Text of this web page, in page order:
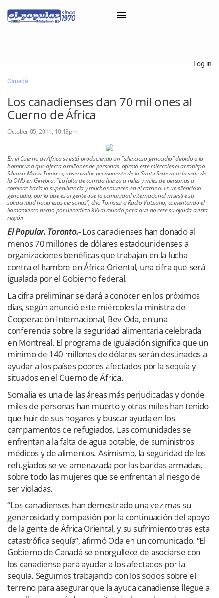
Classifieds
Categorías
×
Log in
Canadá
Los canadienses dan 70 millones al
Cuerno de África
October 05, 2011, 10:13pm
En el Cuerno de África se está produciendo un "silencioso genocidio" debido a la
hambruna que afecta a millones de personas, afirmó este miércoles el arzobispo
Silvano María Tomassi, observador permanente de la Santa Sede ante la sede de
la ONU en Ginebra. "La falta de comida fuerza a miles y miles de personas a
caminar hacia la supervivencia y muchos mueren en el camino. Es un silencioso
genocidio, por lo que es urgente que la comunidad internacional muestre su
solidaridad hacia esas personas", dijo Tomassi a Radio Vaticano, comentando el
llamamiento hecho por Benedicto XVI al mundo para que no cese su ayuda a esta
región
ElPopular. Toronto.-Los canadienses han donado al
menos 70 millones de dólares estadounidenses a
organizaciones benéficas que trabajan en la lucha
contra el hambre en África Oriental, una cifra que será
igualada por el Gobierno federal.
La cifra preliminar se dará a conocer en los próximos
días, según anunció este miércoles la ministra de
Cooperación Internacional, Bev Oda, en una
conferencia sobre la seguridad alimentaria celebrada
en Montreal. El programa de igualación significa que un
mínimo de 140 millones de dólares serán destinados a
ayudar a los países pobres afectados por la sequía y
situados en el Cuerno de África.
Somalia es una de las áreas más perjudicadas y donde
miles de personas han muerto y otras miles han tenido
que huir de sus hogares y buscar ayuda en los
campamentos de refugiados. Las comunidades se
enfrentan a la falta de agua potable, de suministros
médicos y de alimentos. Asimismo, la seguridad de los
refugiados se ve amenazada por las bandas armadas,
sobre todo las mujeres que se enfrentan al riesgo de
ser violadas.
“Los canadienses han demostrado una vez más su
generosidad y compasión por la continuación del apoyo
de la gente de África Oriental, y su sufrimiento tras esta
catastrófica sequía”, afirmó Oda en un comunicado. “El
Gobierno de Canadá se enorgullece de asociarse con
los canadiense para ayudar a los afectados por la
sequía. Seguimos trabajando con los socios sobre el
terreno para asegurar que la ayuda canadiense llegue a